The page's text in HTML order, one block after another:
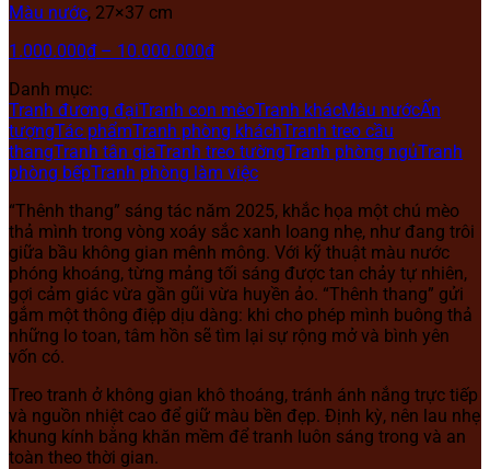
Màu nước, 27×37 cm
1.000.000₫ – 10.000.000₫
Danh mục:
Tranh đương đạiTranh con mèoTranh khácMàu nướcẤn
tượngTác phẩmTranh phòng kháchTranh treo cầu
thangTranh tân giaTranh treo tườngTranh phòng ngủTranh
phòng bếpTranh phòng làm việc
“Thênh thang” sáng tác năm 2025, khắc họa một chú mèo
thả mình trong vòng xoáy sắc xanh loang nhẹ, như đang trôi
giữa bầu không gian mênh mông. Với kỹ thuật màu nước
phóng khoáng, từng mảng tối sáng được tan chảy tự nhiên,
gợi cảm giác vừa gần gũi vừa huyền ảo. “Thênh thang” gửi
gắm một thông điệp dịu dàng: khi cho phép mình buông thả
những lo toan, tâm hồn sẽ tìm lại sự rộng mở và bình yên
vốn có.
Treo tranh ở không gian khô thoáng, tránh ánh nắng trực tiếp
và nguồn nhiệt cao để giữ màu bền đẹp. Định kỳ, nên lau nhẹ
khung kính bằng khăn mềm để tranh luôn sáng trong và an
toàn theo thời gian.